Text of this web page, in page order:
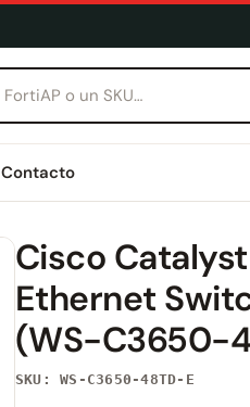
Contacto
Cisco
Ethernet
(WS-C3650-
SKU: WS-C3650-48TD-E